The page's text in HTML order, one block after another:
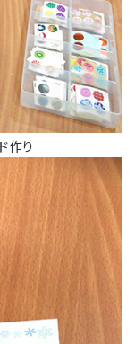
作り